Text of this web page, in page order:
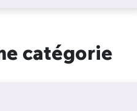
catégorie